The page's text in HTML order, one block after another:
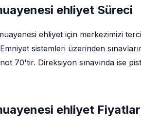
ehliyet Süreci
ehliyet için merkezimizi
sistemleri üzerinden
70'tir. Direksiyon sınavında ise
ehliyet